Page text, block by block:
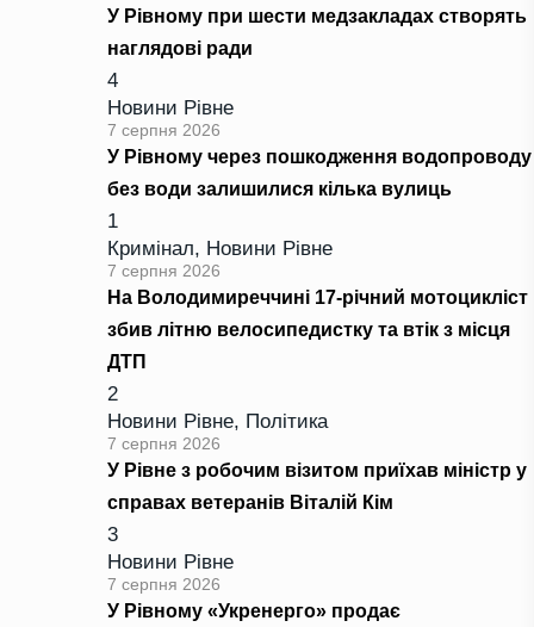
У Рівному при шести медзакладах створять
наглядові ради
4
Новини Рівне
7 серпня 2026
У Рівному через пошкодження водопроводу
без води залишилися кілька вулиць
1
Кримінал, Новини Рівне
7 серпня 2026
На Володимиреччині 17-річний мотоцикліст
збив літню велосипедистку та втік з місця
ДТП
2
Новини Рівне, Політика
7 серпня 2026
У Рівне з робочим візитом приїхав міністр у
справах ветеранів Віталій Кім
3
Новини Рівне
7 серпня 2026
У Рівному «Укренерго» продає